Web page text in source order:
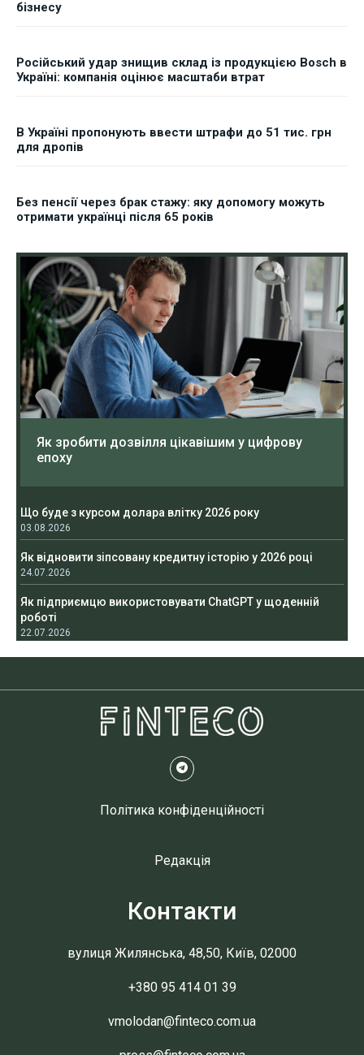
бізнесу
Російський удар знищив склад із продукцією Bosch в
Україні: компанія оцінює масштаби втрат
В Україні пропонують ввести штрафи до 51 тис. грн
для дропів
Без пенсії через брак стажу: яку допомогу можуть
отримати українці після 65 років
Як зробити дозвілля цікавішим у цифрову
епоху
Що буде з курсом долара влітку 2026 року
03.08.2026
Як відновити зіпсовану кредитну історію у 2026 році
24.07.2026
Як підприємцю використовувати ChatGPT у щоденній
роботі
22.07.2026
Політика конфіденційності
Редакція
Контакти
вулиця Жилянська, 48,50, Київ, 02000
+380 95 414 01 39
vmolodan@finteco.com.ua